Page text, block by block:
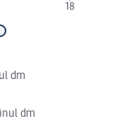
18
dm
dm